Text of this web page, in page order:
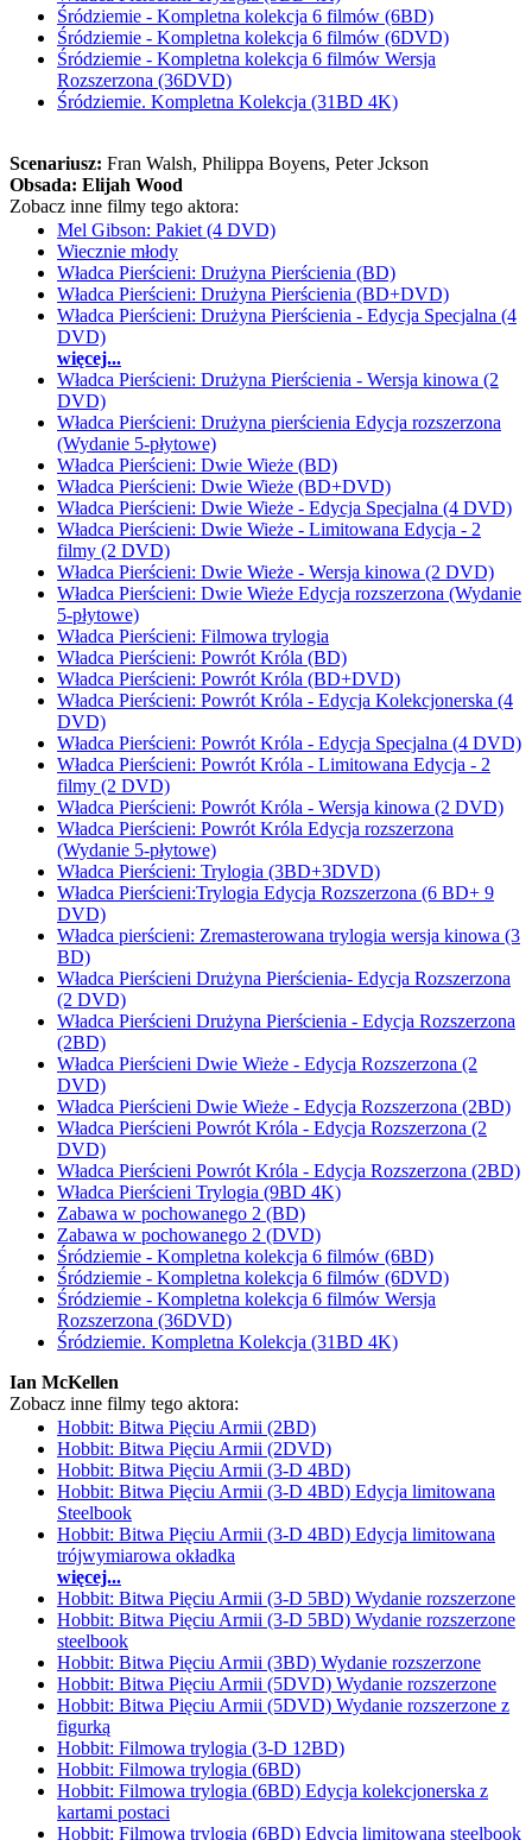
Śródziemie - Kompletna kolekcja 6 filmów (6BD)
Śródziemie - Kompletna kolekcja 6 filmów (6DVD)
Śródziemie - Kompletna kolekcja 6 filmów Wersja
Rozszerzona (36DVD)
Śródziemie. Kompletna Kolekcja (31BD 4K)
Scenariusz: Fran Walsh, Philippa Boyens, Peter Jckson
Obsada: Elijah Wood
Zobacz inne filmy tego aktora:
Mel Gibson: Pakiet (4 DVD)
Wiecznie młody
Władca Pierścieni: Drużyna Pierścienia (BD)
Władca Pierścieni: Drużyna Pierścienia (BD+DVD)
Władca Pierścieni: Drużyna Pierścienia - Edycja Specjalna (4
DVD)
więcej...
Władca Pierścieni: Drużyna Pierścienia - Wersja kinowa (2
DVD)
Władca Pierścieni: Drużyna pierścienia Edycja rozszerzona
(Wydanie 5-płytowe)
Władca Pierścieni: Dwie Wieże (BD)
Władca Pierścieni: Dwie Wieże (BD+DVD)
Władca Pierścieni: Dwie Wieże - Edycja Specjalna (4 DVD)
Władca Pierścieni: Dwie Wieże - Limitowana Edycja - 2
filmy (2 DVD)
Władca Pierścieni: Dwie Wieże - Wersja kinowa (2 DVD)
Władca Pierścieni: Dwie Wieże Edycja rozszerzona (Wydanie
5-płytowe)
Władca Pierścieni: Filmowa trylogia
Władca Pierścieni: Powrót Króla (BD)
Władca Pierścieni: Powrót Króla (BD+DVD)
Władca Pierścieni: Powrót Króla - Edycja Kolekcjonerska (4
DVD)
Władca Pierścieni: Powrót Króla - Edycja Specjalna (4 DVD)
Władca Pierścieni: Powrót Króla - Limitowana Edycja - 2
filmy (2 DVD)
Władca Pierścieni: Powrót Króla - Wersja kinowa (2 DVD)
Władca Pierścieni: Powrót Króla Edycja rozszerzona
(Wydanie 5-płytowe)
Władca Pierścieni: Trylogia (3BD+3DVD)
Władca Pierścieni:Trylogia Edycja Rozszerzona (6 BD+ 9
DVD)
Władca pierścieni: Zremasterowana trylogia wersja kinowa (3
BD)
Władca Pierścieni Drużyna Pierścienia- Edycja Rozszerzona
(2 DVD)
Władca Pierścieni Drużyna Pierścienia - Edycja Rozszerzona
(2BD)
Władca Pierścieni Dwie Wieże - Edycja Rozszerzona (2
DVD)
Władca Pierścieni Dwie Wieże - Edycja Rozszerzona (2BD)
Władca Pierścieni Powrót Króla - Edycja Rozszerzona (2
DVD)
Władca Pierścieni Powrót Króla - Edycja Rozszerzona (2BD)
Władca Pierścieni Trylogia (9BD 4K)
Zabawa w pochowanego 2 (BD)
Zabawa w pochowanego 2 (DVD)
Śródziemie - Kompletna kolekcja 6 filmów (6BD)
Śródziemie - Kompletna kolekcja 6 filmów (6DVD)
Śródziemie - Kompletna kolekcja 6 filmów Wersja
Rozszerzona (36DVD)
Śródziemie. Kompletna Kolekcja (31BD 4K)
Ian McKellen
Zobacz inne filmy tego aktora:
Hobbit: Bitwa Pięciu Armii (2BD)
Hobbit: Bitwa Pięciu Armii (2DVD)
Hobbit: Bitwa Pięciu Armii (3-D 4BD)
Hobbit: Bitwa Pięciu Armii (3-D 4BD) Edycja limitowana
Steelbook
Hobbit: Bitwa Pięciu Armii (3-D 4BD) Edycja limitowana
trójwymiarowa okładka
więcej...
Hobbit: Bitwa Pięciu Armii (3-D 5BD) Wydanie rozszerzone
Hobbit: Bitwa Pięciu Armii (3-D 5BD) Wydanie rozszerzone
steelbook
Hobbit: Bitwa Pięciu Armii (3BD) Wydanie rozszerzone
Hobbit: Bitwa Pięciu Armii (5DVD) Wydanie rozszerzone
Hobbit: Bitwa Pięciu Armii (5DVD) Wydanie rozszerzone z
figurką
Hobbit: Filmowa trylogia (3-D 12BD)
Hobbit: Filmowa trylogia (6BD)
Hobbit: Filmowa trylogia (6BD) Edycja kolekcjonerska z
kartami postaci
Hobbit: Filmowa trylogia (6BD) Edycja limitowana steelbook